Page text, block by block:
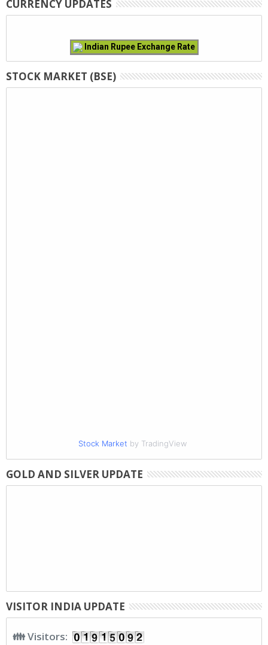
CURRENCY UPDATES
Indian Rupee Exchange Rate
STOCK MARKET (BSE)
Stock Market by TradingView
GOLD AND SILVER UPDATE
VISITOR INDIA UPDATE
👪 Visitors: